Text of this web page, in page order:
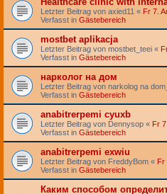
Letzter Beitrag von axied11 « Fr 7.
Verfasst in Gästebereich
mostbet aplikacja
Letzter Beitrag von mostbet_teei «
Verfasst in Gästebereich
нарколог на дом
Letzter Beitrag von narkolog na
Verfasst in Gästebereich
anabitrerpemi cyuxb
Letzter Beitrag von Dennysop « Fr
Verfasst in Gästebereich
anabitrerpemi exwiu
Letzter Beitrag von FreddyBom « Fr
Verfasst in Gästebereich
Каким способом